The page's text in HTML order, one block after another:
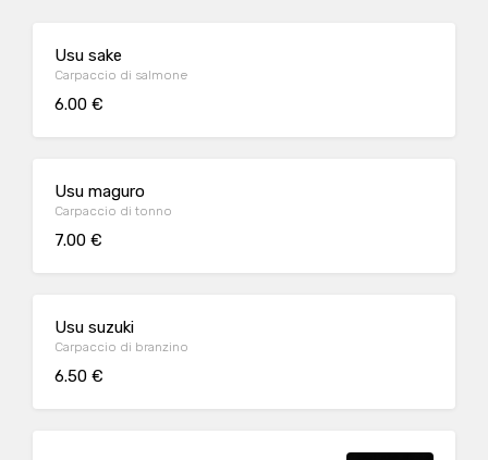
Usu sake
Carpaccio di salmone
6.00 €
Usu maguro
Carpaccio di tonno
7.00 €
Usu suzuki
Carpaccio di branzino
6.50 €